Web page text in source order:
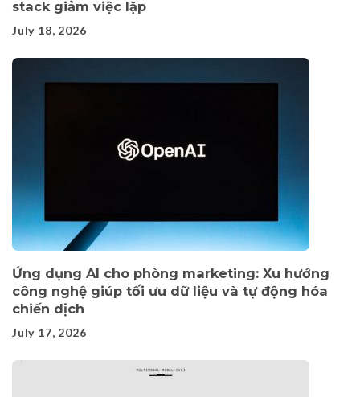
stack giảm việc lặp
July 18, 2026
Ứng dụng AI cho phòng marketing: Xu hướng
công nghệ giúp tối ưu dữ liệu và tự động hóa
chiến dịch
July 17, 2026